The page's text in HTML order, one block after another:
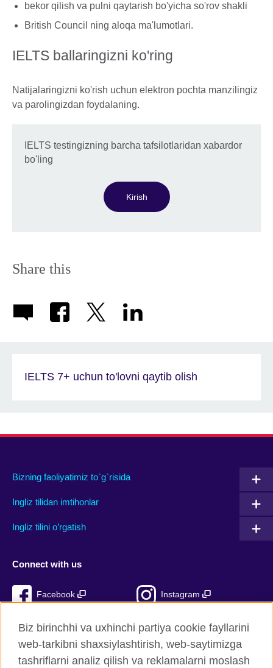
bekor qilish va pulni qaytarish bo'yicha so'rov shakli
British Council ning aloqa ma'lumotlari.
IELTS ballaringizni ko'ring
Natijalaringizni ko'rish uchun elektron pochta manzilingiz
va parolingizdan foydalaning.
IELTS testingizning barcha tafsilotlaridan xabardor
bo'ling
Kirish
Share this
IELTS 7+ uchun to'lovni qaytib olish
Bizning faoliyatimiz to`g`risida
Ingliz tilidan imtihonlar
Ingliz tilini o’rgatish
Connect with us
Facebook Instagram
Biz birinchhi va uxhinchi partiya cookie fayllarini
web-tarkibni shaxsiylashtirish, web-saytimizga
tashriflarni analiz qilish va reklamalarni moslash